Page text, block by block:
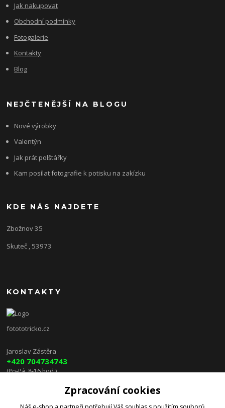
Jak nakupovat
Obchodní podmínky
Fotogalerie
Kontakty
Blog
NEJČTENĚJŠÍ NA BLOGU
Nové výrobky
Valentýn
Jak prát polštářky
Kam posílat fotografie k potisku na zakízku
KDE NÁS NAJDETE
Zbožnov 35
Skuteč , 53973
KONTAKTY
fotototricko.cz
Jaroslav Zástěra
+420 704734743
(Po-Pá, 8-16 hod.)
lenkazasterova@centrum.cz
Zpracování cookies